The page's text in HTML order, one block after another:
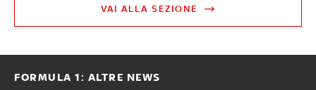
VAI ALLA SEZIONE
FORMULA 1: ALTRE NEWS